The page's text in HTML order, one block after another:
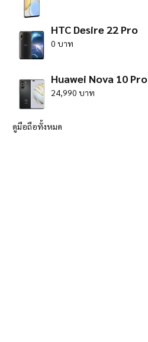
HTC Desire 22 Pro
0 บาท
Huawei Nova 10 Pro
24,990 บาท
ดูมือถือทั้งหมด